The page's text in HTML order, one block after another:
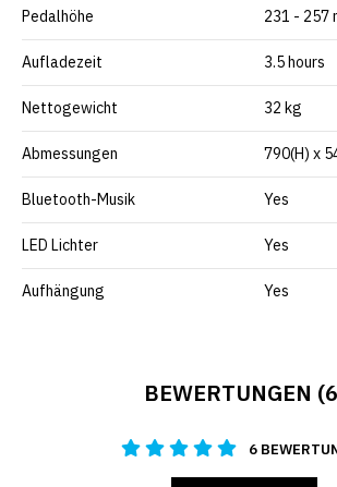
Pedalhöhe 231 - 257
Aufladezeit 3.5 hours
Nettogewicht 32 kg
Abmessungen 790(H) x
Bluetooth-Musik Yes
LED Lichter Yes
Aufhängung Yes
BEWERTUNGEN
6